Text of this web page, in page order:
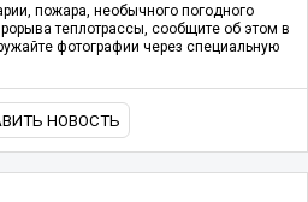
пожара, необычного погодного
теплотрассы, сообщите об этом в
фотографии через специальную
НОВОСТЬ